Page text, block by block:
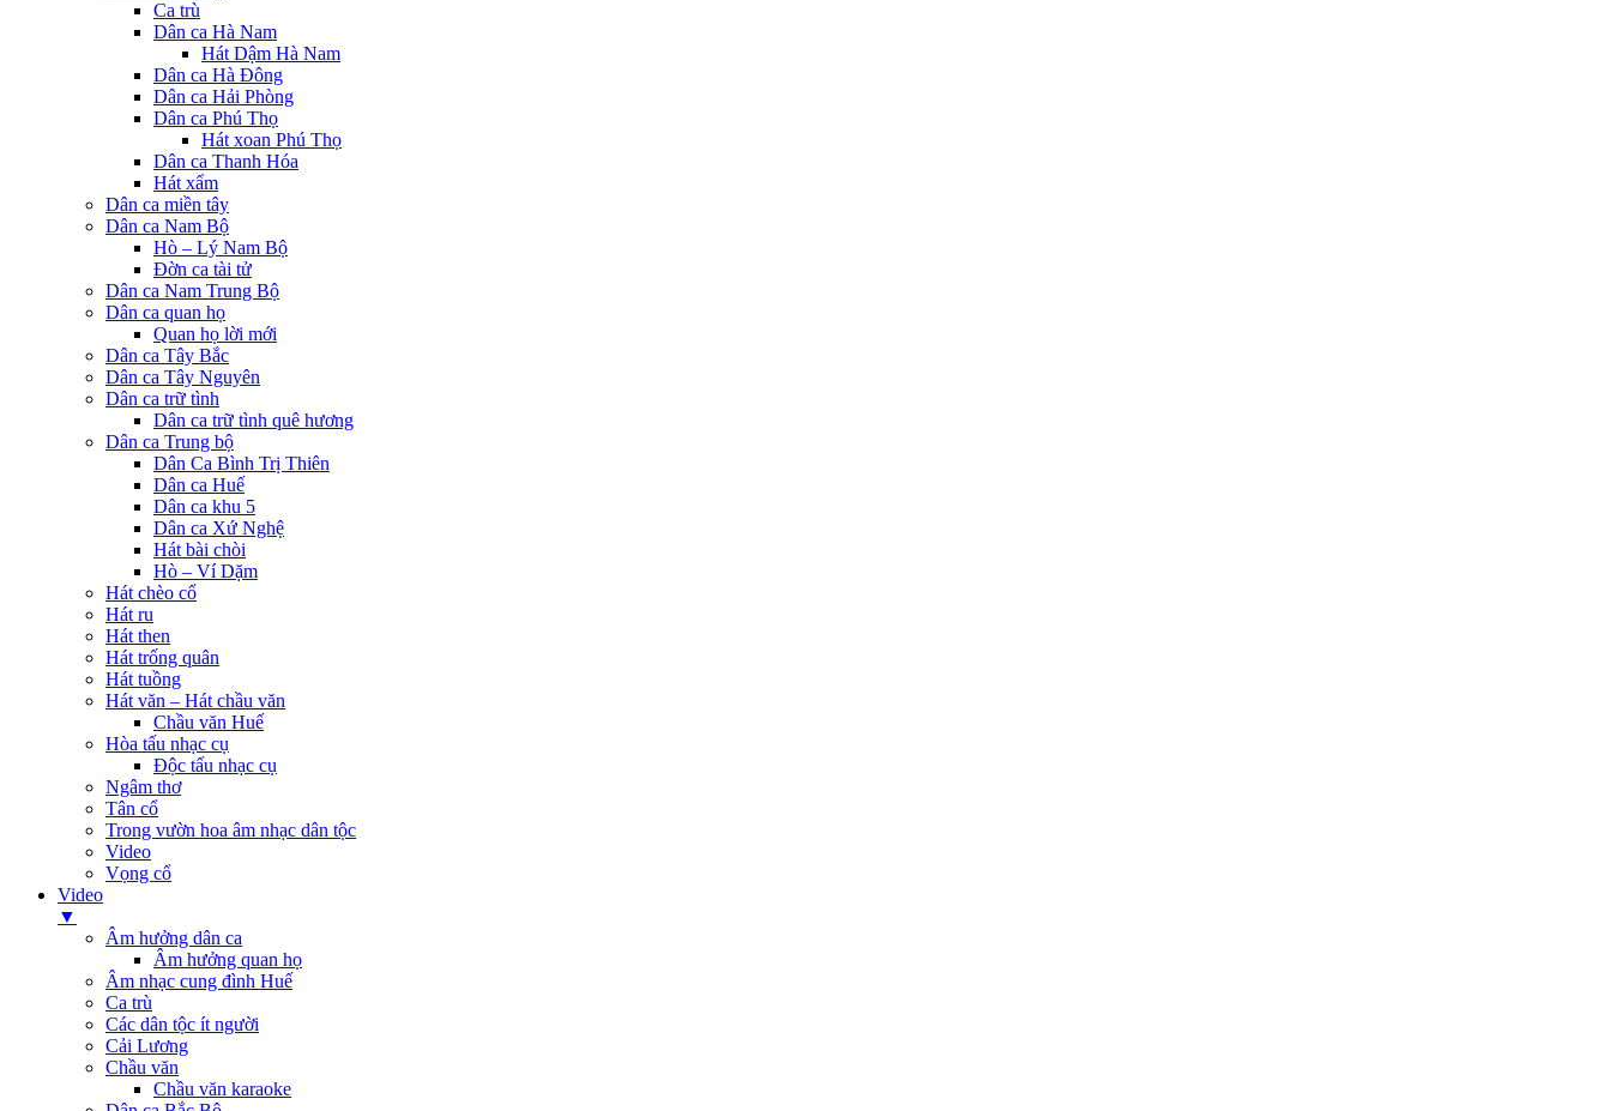
Ca trù
Dân ca Hà Nam
Hát Dậm Hà Nam
Dân ca Hà Đông
Dân ca Hải Phòng
Dân ca Phú Thọ
Hát xoan Phú Thọ
Dân ca Thanh Hóa
Hát xẩm
Dân ca miền tây
Dân ca Nam Bộ
Hò – Lý Nam Bộ
Đờn ca tài tử
Dân ca Nam Trung Bộ
Dân ca quan họ
Quan họ lời mới
Dân ca Tây Bắc
Dân ca Tây Nguyên
Dân ca trữ tình
Dân ca trữ tình quê hương
Dân ca Trung bộ
Dân Ca Bình Trị Thiên
Dân ca Huế
Dân ca khu 5
Dân ca Xứ Nghệ
Hát bài chòi
Hò – Ví Dặm
Hát chèo cổ
Hát ru
Hát then
Hát trống quân
Hát tuồng
Hát văn – Hát chầu văn
Chầu văn Huế
Hòa tấu nhạc cụ
Độc tấu nhạc cụ
Ngâm thơ
Tân cổ
Trong vườn hoa âm nhạc dân tộc
Video
Vọng cổ
Video
▼
Âm hưởng dân ca
Âm hưởng quan họ
Âm nhạc cung đình Huế
Ca trù
Các dân tộc ít người
Cải Lương
Chầu văn
Chầu văn karaoke